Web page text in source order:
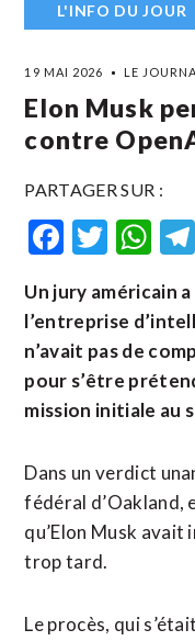
L'INFO DU JOUR
19 MAI 2026 LE
Elon Musk
contre
PARTAGER SUR :
Un jury américain
l’entreprise
n’avait pas de
pour s’être
mission initiale au
Dans un verdict
fédéral d’Oakland,
qu’Elon Musk
trop tard.
Le procès, qui